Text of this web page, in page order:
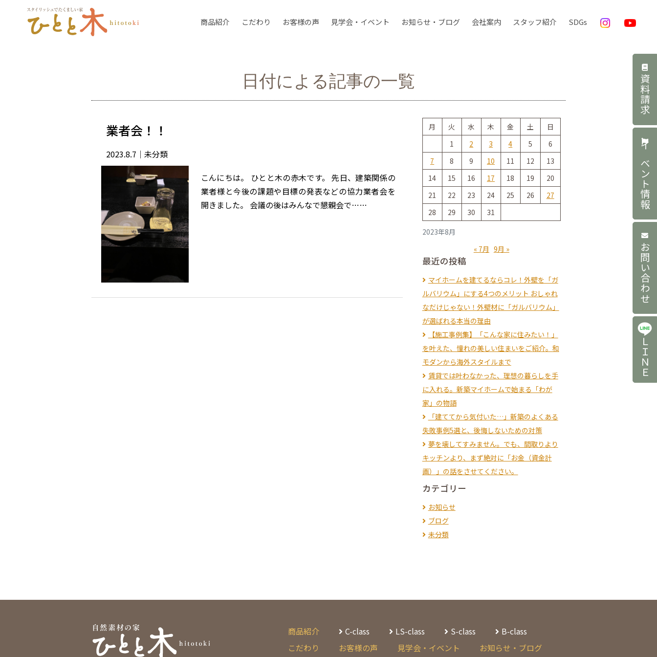
商品紹介 こだわり お客様の声 見学会・イベント お知らせ・ブログ 会社案内 スタッフ紹介 SDGs
資料請求
イベント情報
お問い合わせ
ＬＩＮＥ
日付による記事の一覧
業者会！！
2023.8.7 ｜未分類
こんにちは。 ひとと木の赤木です。 先日、建築関係の
業者様と今後の課題や目標の発表などの協力業者会を
開きました。 会議の後はみんなで懇親会で……
2023年8月
月 火 水 木 金 土
日
1
2 3 4 5
6
7
8 9 10 11 12
13
14
15 16 17 18 19
20
21
22 23 24 25 26
27
28
29 30 31
« 7月 9月 »
最近の投稿
マイホームを建てるならコレ！外壁を「ガ
ルバリウム」にする4つのメリット おしゃれ
なだけじゃない！外壁材に「ガルバリウム」
が選ばれる本当の理由
【施工事例集】「こんな家に住みたい！」
を叶えた、憧れの美しい住まいをご紹介。和
モダンから海外スタイルまで
賃貸では叶わなかった、理想の暮らしを手
に入れる。新築マイホームで始まる「わが
家」の物語
「建ててから気付いた…」新築のよくある
失敗事例5選と、後悔しないための対策
夢を壊してすみません。でも、間取りより
キッチンより、まず絶対に「お金（資金計
画）」の話をさせてください。
カテゴリー
お知らせ
ブログ
未分類
商品紹介 C-class LS-class S-class
B-class
こだわり
お客様の声 見学会・イベント お知らせ・ブログ